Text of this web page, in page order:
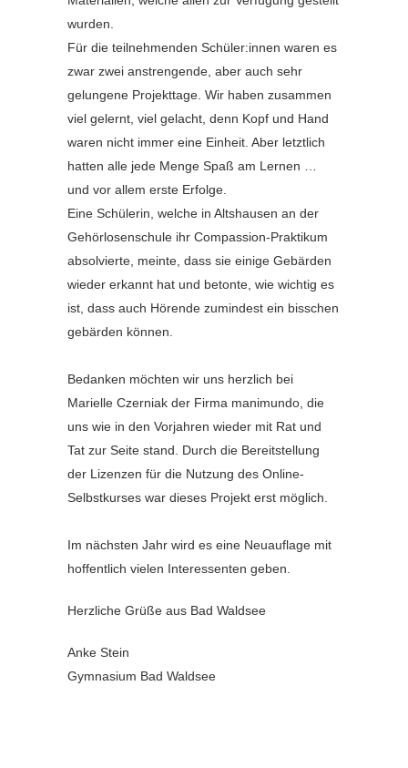
wurden.
Für die teilnehmenden Schüler:innen waren es
zwar zwei anstrengende, aber auch sehr
gelungene Projekttage. Wir haben zusammen
viel gelernt, viel gelacht, denn Kopf und Hand
waren nicht immer eine Einheit. Aber letztlich
hatten alle jede Menge Spaß am Lernen …
und vor allem erste Erfolge.
Eine Schülerin, welche in Altshausen an der
Gehörlosenschule ihr Compassion-Praktikum
absolvierte, meinte, dass sie einige Gebärden
wieder erkannt hat und betonte, wie wichtig es
ist, dass auch Hörende zumindest ein bisschen
gebärden können.
Bedanken möchten wir uns herzlich bei
Marielle Czerniak der Firma manimundo, die
uns wie in den Vorjahren wieder mit Rat und
Tat zur Seite stand. Durch die Bereitstellung
der Lizenzen für die Nutzung des Online-
Selbstkurses war dieses Projekt erst möglich.
Im nächsten Jahr wird es eine Neuauflage mit
hoffentlich vielen Interessenten geben.
Herzliche Grüße aus Bad Waldsee
Anke Stein
Gymnasium Bad Waldsee